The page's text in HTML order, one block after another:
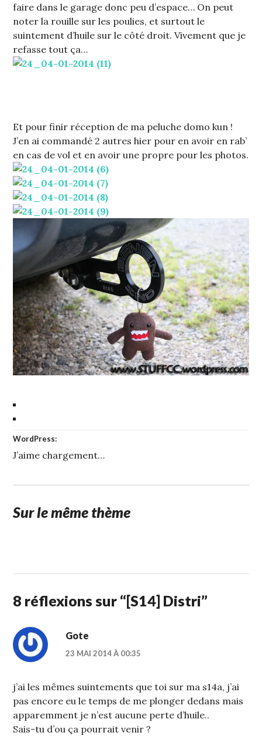
faire dans le garage donc peu d’espace… On peut
noter la rouille sur les poulies, et surtout le
suintement d’huile sur le côté droit. Vivement que je
refasse tout ça…
Et pour finir réception de ma peluche domo kun !
J’en ai commandé 2 autres hier pour en avoir en rab’
en cas de vol et en avoir une propre pour les photos.
WordPress:
J’aime chargement…
Sur le même thème
2014
8 réflexions sur “[S14] Distri”
Gote
23 MAI 2014 À 00:35
j’ai les mêmes suintements que toi sur ma s14a, j’ai
pas encore eu le temps de me plonger dedans mais
apparemment je n’est aucune perte d’huile..
Sais-tu d’ou ça pourrait venir ?